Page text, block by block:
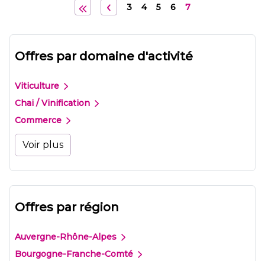
3 4 5 6 7
Offres par domaine d'activité
Viticulture
Chai / Vinification
Commerce
Voir plus
Offres par région
Auvergne-Rhône-Alpes
Bourgogne-Franche-Comté